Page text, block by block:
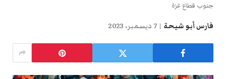
جنوب قطاع غزة
فارس أبو شيحة 7 ديسمبر، 2023